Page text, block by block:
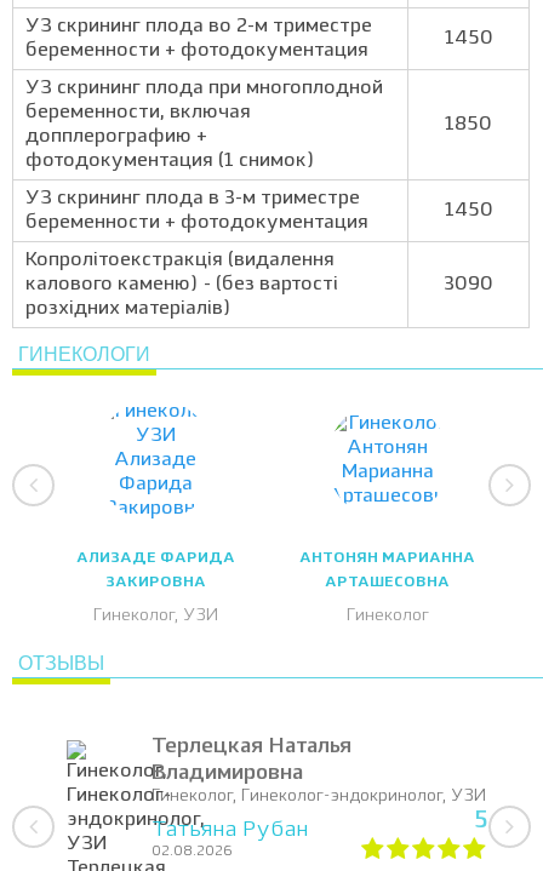
УЗ скрининг плода во 2-м триместре
беременности + фотодокументация
1450
УЗ скрининг плода при многоплодной
беременности, включая
допплерографию +
фотодокументация (1 снимок)
1850
УЗ скрининг плода в 3-м триместре
беременности + фотодокументация
1450
Копролітоекстракція (видалення
калового каменю) - (без вартості
розхідних матеріалів)
3090
ГИНЕКОЛОГИ
АЛИЗАДЕ ФАРИДА
ЗАКИРОВНА
Гинеколог, УЗИ
АНТОНЯН МАРИАННА
АРТАШЕСОВНА
Гинеколог
ОТЗЫВЫ
Терлецкая Наталья
Владимировна
Гинеколог, Гинеколог-эндокринолог, УЗИ
Татьяна Рубан
02.08.2026
5